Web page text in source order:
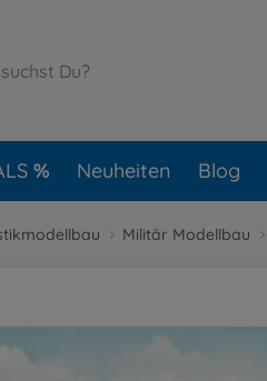
Neuheiten Blog
Militär Modellbau